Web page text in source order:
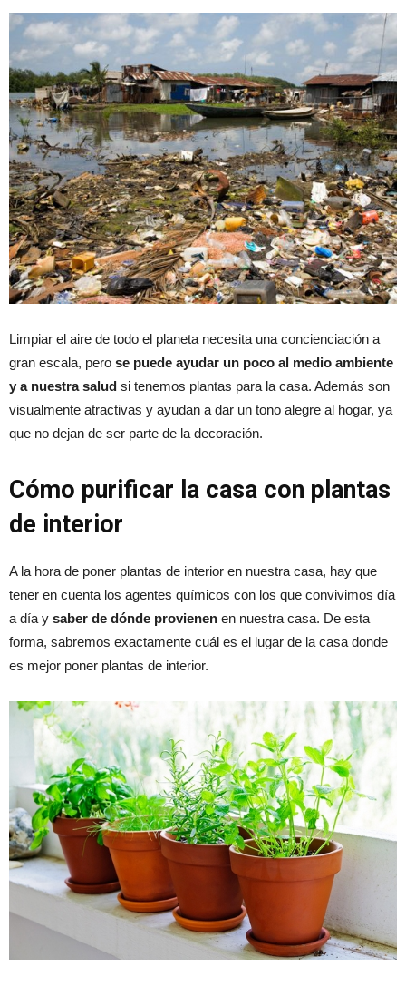
Limpiar el aire de todo el planeta necesita una concienciación a
gran escala, pero se puede ayudar un poco al medio ambiente
y a nuestra salud si tenemos plantas para la casa. Además son
visualmente atractivas y ayudan a dar un tono alegre al hogar, ya
que no dejan de ser parte de la decoración.
Cómo purificar la casa con plantas
de interior
A la hora de poner plantas de interior en nuestra casa, hay que
tener en cuenta los agentes químicos con los que convivimos día
a día y saber de dónde provienen en nuestra casa. De esta
forma, sabremos exactamente cuál es el lugar de la casa donde
es mejor poner plantas de interior.